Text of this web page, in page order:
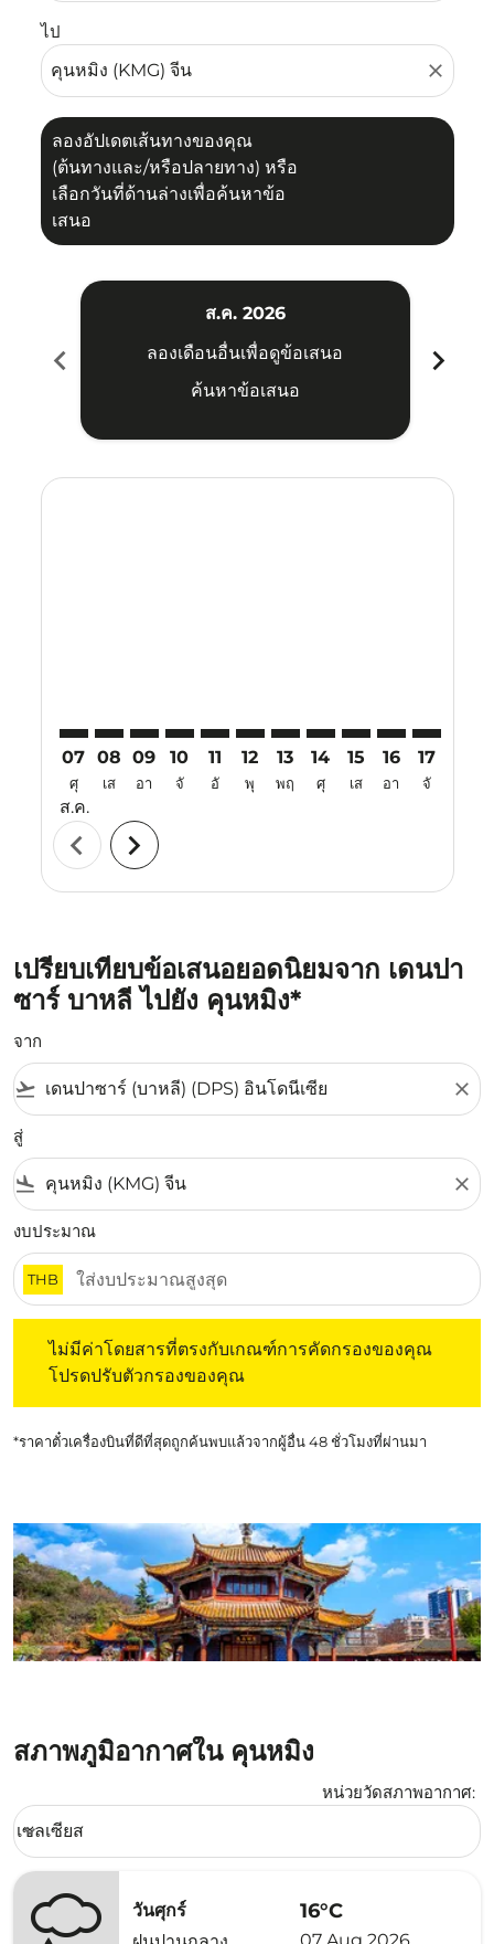
ไป
close
ลองอัปเดตเส้นทางของคุณ
(ต้นทางและ/หรือปลายทาง) หรือ
เลือกวันที่ด้านล่างเพื่อค้นหาข้อ
เสนอ
chevron_left
ส.ค. 2026
ลองเดือนอื่นเพื่อดูข้อเสนอ
ค้นหาข้อเสนอ
chevron_right
07
ศุ
ส.ค.
08
เส
09
อา
10
จั
11
อั
12
พุ
13
พฤ
14
ศุ
15
เส
16
อา
17
จั
chevron_left chevron_right
เปรียบเทียบข้อเสนอยอดนิยมจาก เดนปา
ซาร์ บาหลี ไปยัง คุนหมิง*
จาก
flight_takeoff close
สู่
flight_land close
งบประมาณ
THB
ไม่มีค่าโดยสารที่ตรงกับเกณฑ์การคัดกรองของคุณ
โปรดปรับตัวกรองของคุณ
*ราคาตั๋วเครื่องบินที่ดีที่สุดถูกค้นพบแล้วจากผู้อื่น 48 ชั่วโมงที่ผ่านมา
สภาพภูมิอากาศใน คุนหมิง
หน่วยวัดสภาพอากาศ:
Weather unit option เซลเซียส Selected
เซลเซียส
keyboard_arrow_down
วันศุกร์
16°C
07 Aug 2026